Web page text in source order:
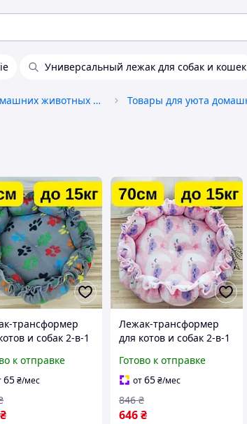
Универсальный лежак для собак и кошек
Товары для домашних животных и птиц
трансформер
и собак 2-в-1
коврик,
теплый
к отправке
65₴/мес
₴
Лежак-трансформер
для котов и собак 2-в-1
домик-коврик,
регулируемый, теплый
KT8004633
Готово к отправке
от65₴/мес
646₴
846 ₴